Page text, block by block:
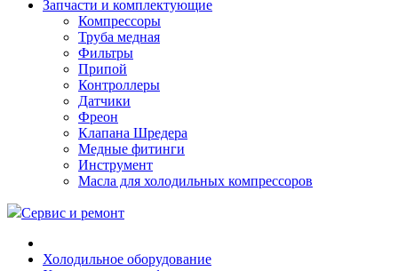
Запчасти и комплектующие
Компрессоры
Труба медная
Фильтры
Припой
Контроллеры
Датчики
Фреон
Клапана Шредера
Медные фитинги
Инструмент
Масла для холодильных компрессоров
Сервис и ремонт
Холодильное оборудование